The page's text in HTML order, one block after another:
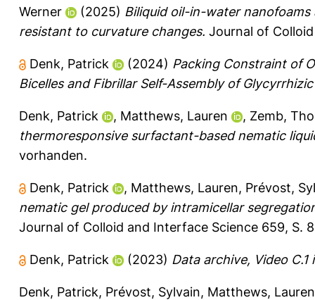
Werner
(2025) Biliquid oil-in-water
resistant to curvature changes. Journal of
Denk, Patrick (2024) Packing Constraint of
Bicelles and Fibrillar Self-Assembly of
Denk, Patrick , Matthews, Lauren , Zemb,
thermoresponsive surfactant-based nematic
vorhanden.
Denk, Patrick , Matthews, Lauren, Prévost,
nematic gel produced by intramicellar
Journal of Colloid and Interface Science 659, S.
Denk, Patrick (2023) Data archive, Video
Denk, Patrick, Prévost, Sylvain, Matthews, Lauren